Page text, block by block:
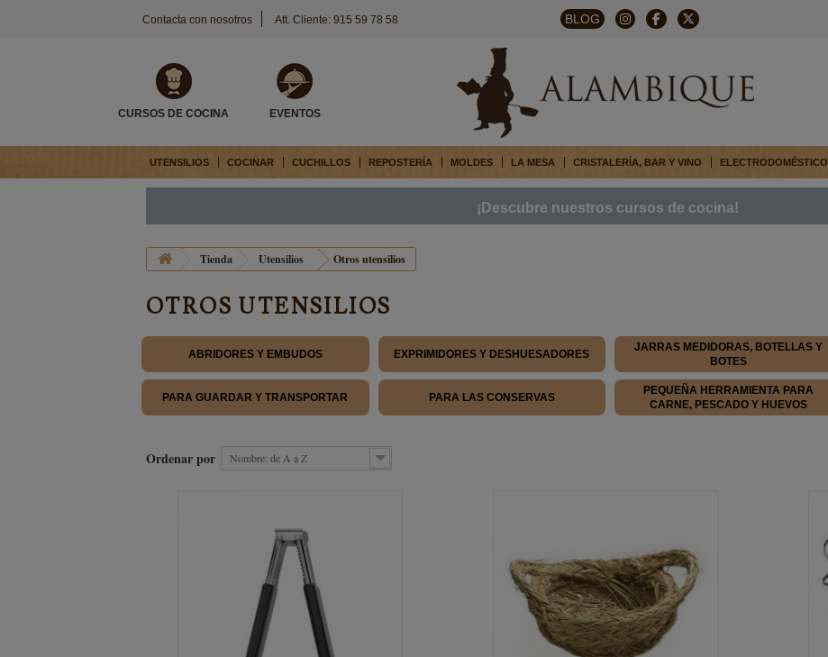
Contacta con nosotros Att. Cliente: 915 59 78 58 BLOG
CURSOS DE COCINA EVENTOS
UTENSILIOS COCINAR CUCHILLOS REPOSTERÍA MOLDES LA MESA CRISTALERÍA, BAR Y VINO ELECTRODOMÉSTICO
¡Descubre nuestros cursos de cocina!
Tienda Utensilios Otros utensilios
OTROS UTENSILIOS
ABRIDORES Y EMBUDOS EXPRIMIDORES Y DESHUESADORES
JARRAS MEDIDORAS, BOTELLAS Y
BOTES
PARA GUARDAR Y TRANSPORTAR PARA LAS CONSERVAS
PEQUEÑA HERRAMIENTA PARA
CARNE, PESCADO Y HUEVOS
Ordenar por Nombre: de A a Z